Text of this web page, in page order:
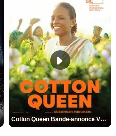
Cotton Queen Bande-annonce VO STFR